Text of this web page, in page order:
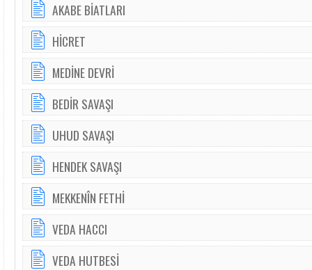
AKABE BİATLARI
HİCRET
MEDİNE DEVRİ
BEDİR SAVAŞI
UHUD SAVAŞI
HENDEK SAVAŞI
MEKKENÎN FETHİ
VEDA HACCI
VEDA HUTBESİ